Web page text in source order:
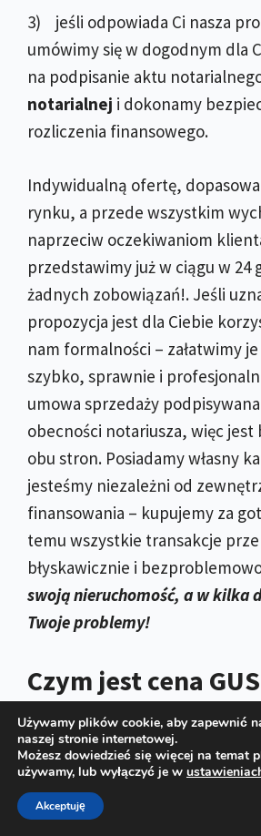
3) jeśli odpowiada Ci nasza
umówimy się w dogodnym dla
na podpisanie aktu
notarialnej i dokonamy
rozliczenia finansowego.
Indywidualną ofertę,
rynku, a przede wszystkim
naprzeciw oczekiwaniom
przedstawimy już w ciągu w 24
żadnych zobowiązań!. Jeśli
propozycja jest dla Ciebie
nam formalności – załatwimy je
szybko, sprawnie i
umowa sprzedaży
obecności notariusza, więc jest
obu stron. Posiadamy własny
jesteśmy niezależni od
finansowania – kupujemy za
temu wszystkie transakcje
błyskawicznie i
swoją nieruchomość, a w kilka
Twoje problemy!
Czym jest cena
ARiMR
Średnie ceny gruntów wg. GUS
uśrednione ceny dla każdego
podziałem na 3 grupy jakości
Używamy plików cookie, aby zapewnić
naszej stronie internetowej.
Możesz dowiedzieć się więcej na temat
używamy, lub wyłączyć je w
Akceptuję